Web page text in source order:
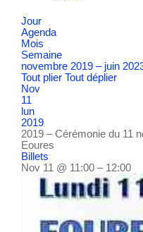
Jour
Agenda
Mois
Semaine
novembre 2019 – juin
Tout plier Tout déplier
Nov
11
lun
2019
2019 – Cérémonie du 11
Eoures
Billets
Nov 11 @ 11:00 – 12:00